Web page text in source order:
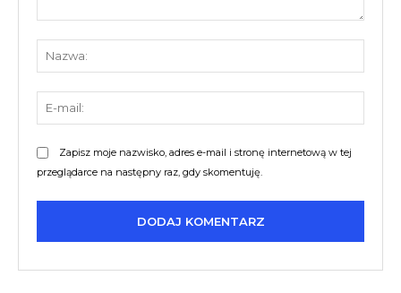
Zapisz moje nazwisko, adres e-mail i stronę internetową w tej
przeglądarce na następny raz, gdy skomentuję.